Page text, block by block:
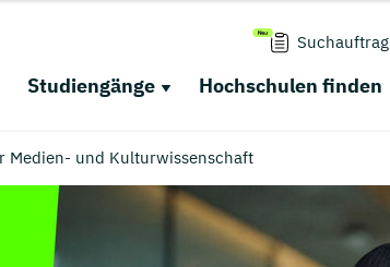
Suchauftrag
Studiengänge Hochschulen finden
Medien- und Kulturwissenschaft